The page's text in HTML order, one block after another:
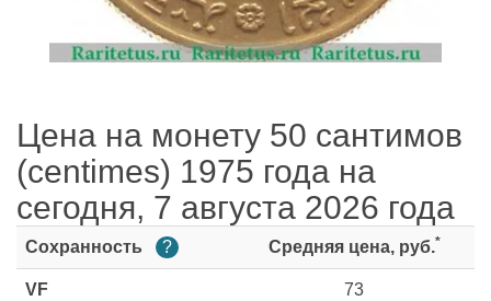
Цена на монету 50 сантимов
(centimes) 1975 года на
сегодня, 7 августа 2026 года
Сохранность ? Средняя цена, руб.*
VF 73